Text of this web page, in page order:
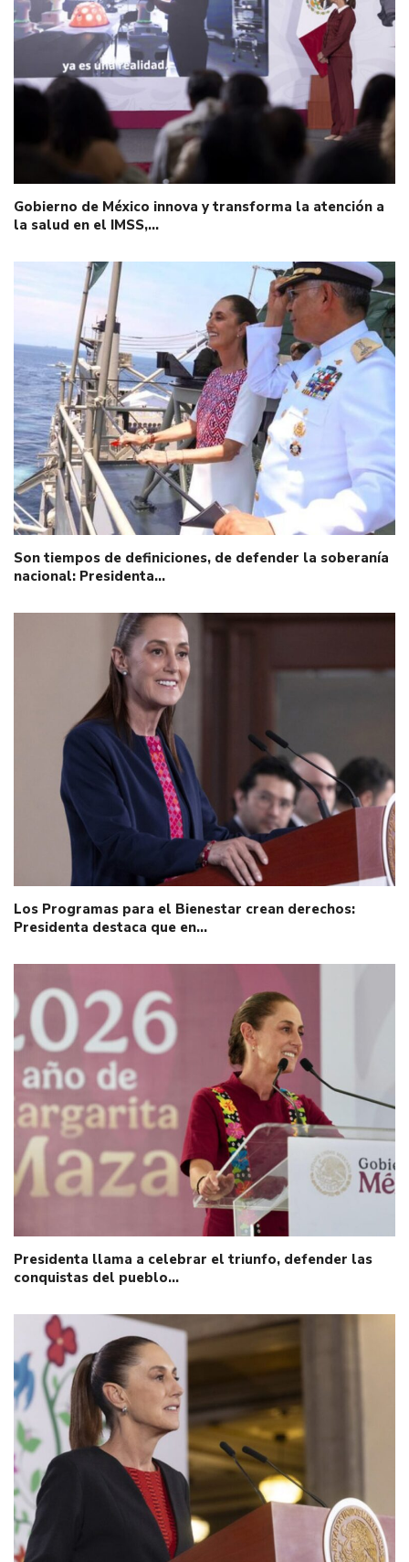
Gobierno de México innova y transforma la atención a
la salud en el IMSS,…
Son tiempos de definiciones, de defender la soberanía
nacional: Presidenta…
Los Programas para el Bienestar crean derechos:
Presidenta destaca que en…
Presidenta llama a celebrar el triunfo, defender las
conquistas del pueblo…